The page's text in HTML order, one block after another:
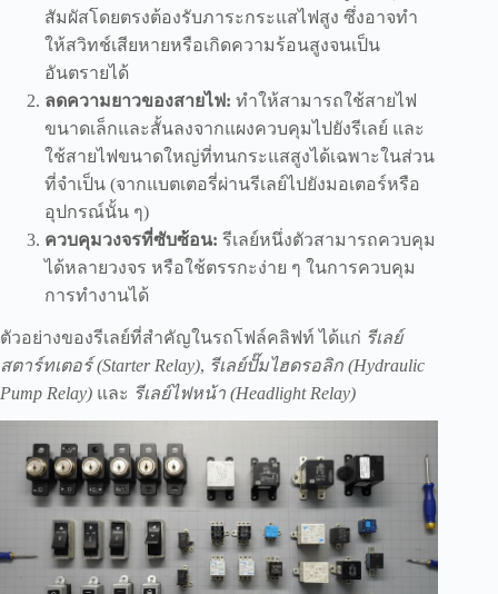
สัมผัสโดยตรงต้องรับภาระกระแสไฟสูง ซึ่งอาจทำ
ให้สวิทช์เสียหายหรือเกิดความร้อนสูงจนเป็น
อันตรายได้
ลดความยาวของสายไฟ: ทำให้สามารถใช้สายไฟ
ขนาดเล็กและสั้นลงจากแผงควบคุมไปยังรีเลย์ และ
ใช้สายไฟขนาดใหญ่ที่ทนกระแสสูงได้เฉพาะในส่วน
ที่จำเป็น (จากแบตเตอรี่ผ่านรีเลย์ไปยังมอเตอร์หรือ
อุปกรณ์นั้น ๆ)
ควบคุมวงจรที่ซับซ้อน: รีเลย์หนึ่งตัวสามารถควบคุม
ได้หลายวงจร หรือใช้ตรรกะง่าย ๆ ในการควบคุม
การทำงานได้
ตัวอย่างของรีเลย์ที่สำคัญในรถโฟล์คลิฟท์ ได้แก่ รีเลย์
สตาร์ทเตอร์ (Starter Relay), รีเลย์ปั๊มไฮดรอลิก (Hydraulic
Pump Relay) และ รีเลย์ไฟหน้า (Headlight Relay)